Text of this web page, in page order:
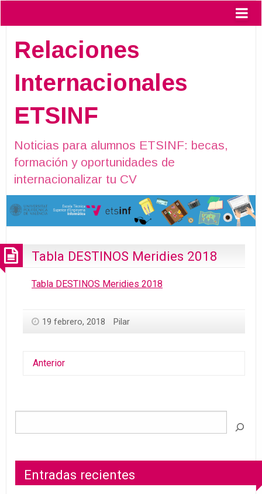
Relaciones
Internacionales
ETSINF
Noticias para alumnos ETSINF: becas,
formación y oportunidades de
internacionalizar tu CV
Tabla DESTINOS Meridies 2018
Tabla DESTINOS Meridies 2018
19 febrero, 2018 Pilar
Anterior
Entradas recientes